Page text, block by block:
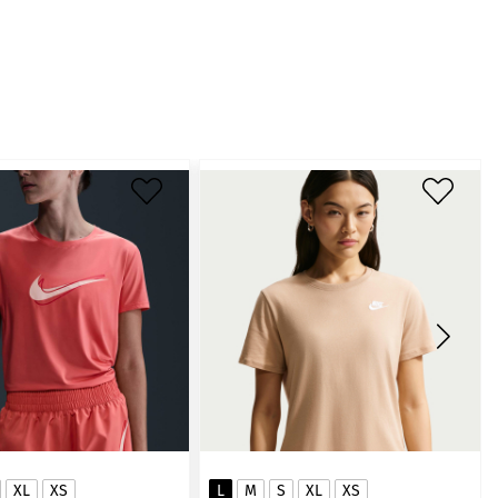
XL XS L M S XL XS